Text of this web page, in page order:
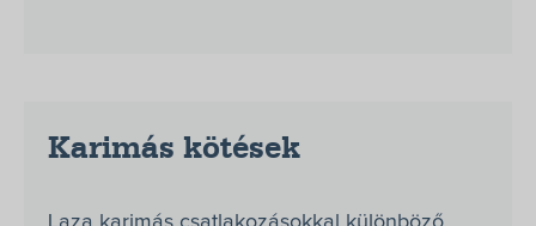
Karimás kötések